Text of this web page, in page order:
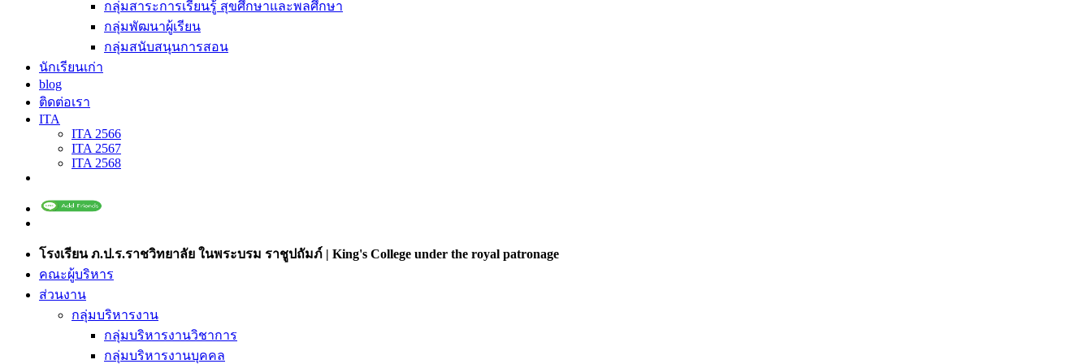
กลุ่มสาระการเรียนรู้ สุขศึกษาและพลศึกษา
กลุ่มพัฒนาผู้เรียน
กลุ่มสนับสนุนการสอน
นักเรียนเก่า
blog
ติดต่อเรา
ITA
ITA 2566
ITA 2567
ITA 2568
โรงเรียน ภ.ป.ร.ราชวิทยาลัย ในพระบรม ราชูปถัมภ์ | King's College under the royal patronage
คณะผู้บริหาร
ส่วนงาน
กลุ่มบริหารงาน
กลุ่มบริหารงานวิชาการ
กลุ่มบริหารงานบุคคล